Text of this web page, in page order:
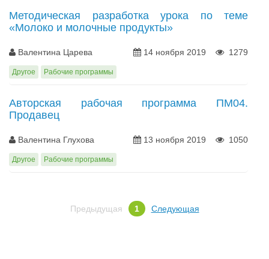
Методическая разработка урока по теме
«Молоко и молочные продукты»
Валентина Царева 14 ноября 2019 1279
Другое Рабочие программы
Авторская рабочая программа ПМ04.
Продавец
Валентина Глухова 13 ноября 2019 1050
Другое Рабочие программы
Предыдущая 1 Следующая